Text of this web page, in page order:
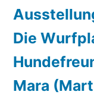
Die
Mara